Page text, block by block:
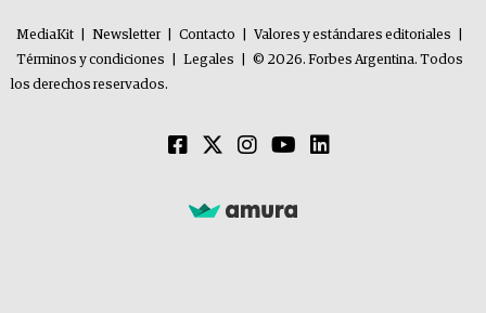
MediaKit Newsletter Contacto Valores y estándares editoriales
Términos y condiciones
Legales
© 2026. Forbes Argentina. Todos
los derechos reservados.